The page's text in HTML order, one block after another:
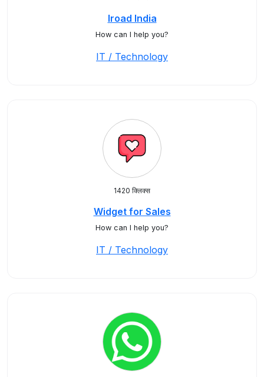
Iroad India
How can I help you?
IT / Technology
1420 क्लिक्स
Widget for Sales
How can I help you?
IT / Technology